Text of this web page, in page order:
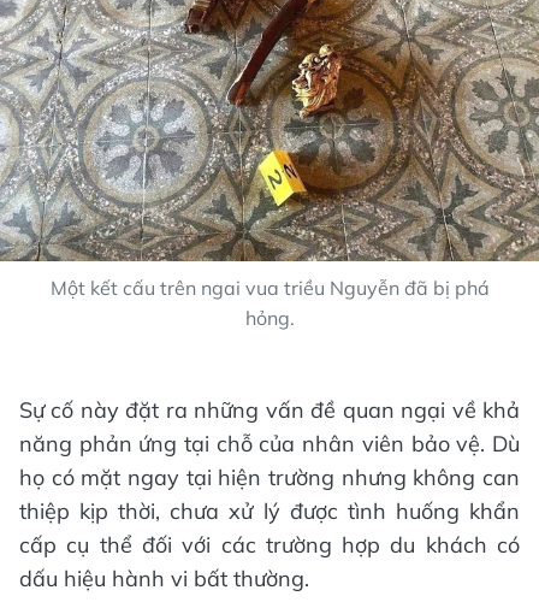
Một kết cấu trên ngai vua triều Nguyễn đã bị phá
hỏng.
Sự cố này đặt ra những vấn đề quan ngại về khả
năng phản ứng tại chỗ của nhân viên bảo vệ. Dù
họ có mặt ngay tại hiện trường nhưng không can
thiệp kịp thời, chưa xử lý được tình huống khẩn
cấp cụ thể đối với các trường hợp du khách có
dấu hiệu hành vi bất thường.